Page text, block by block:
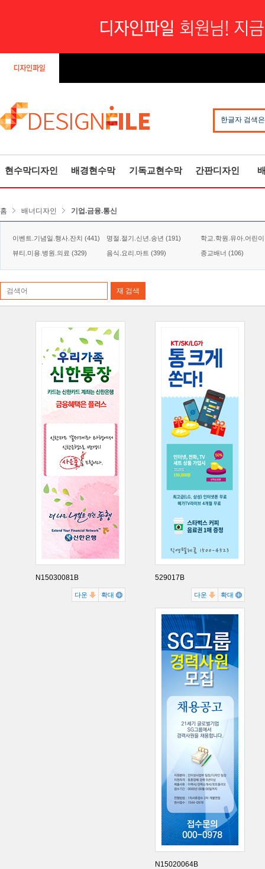
한글자 검색
현수막디자인 배경현수막 기독교현수막 간판디자인
홈 배너디자인 기업.금융.통신
이벤트.기념일.행사.잔치 (441) 명절.절기.신년.송년 (191) 학교.학원.유아.어린
뷰티.미용.병원.의료 (329) 음식.요리.마트 (399) 종교배너 (106)
N15030081B
다운 확대
529017B
다운 확대
N15020064B